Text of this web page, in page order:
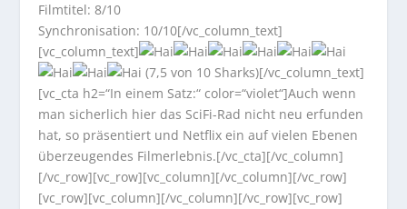
Filmtitel: 8/10
Synchronisation: 10/10[/vc_column_text]
[vc_column_text]
(7,5 von 10 Sharks)[/vc_column_text]
[vc_cta h2=“In einem Satz:“ color=“violet“]Auch wenn
man sicherlich hier das SciFi-Rad nicht neu erfunden
hat, so präsentiert und Netflix ein auf vielen Ebenen
überzeugendes Filmerlebnis.[/vc_cta][/vc_column]
[/vc_row][vc_row][vc_column][/vc_column][/vc_row]
[vc_row][vc_column][/vc_column][/vc_row][vc_row]